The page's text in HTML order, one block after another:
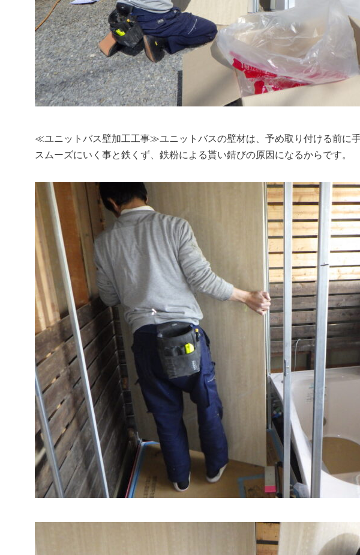
≪ユニットバス壁加工工事≫ユニットバスの壁材は、予め取り付ける前に
スムーズにいく事と鉄くず、鉄粉による貰い錆びの原因になるからです。